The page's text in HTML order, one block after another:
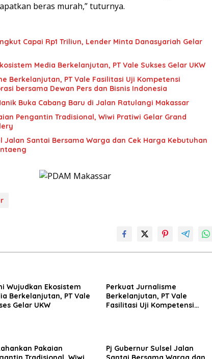
beras murah,” tuturnya.
Capai Rp1 Triliun, Lender Minta Danasyariah Gelar
Media Berkelanjutan, PT Vale Sukses Gelar UKW
Berkelanjutan, PT Vale Fasilitasi Uji Kompetensi
bersama Dewan Pers dan Bisnis Indonesia
Buka Cabang Baru di Jalan Ratulangi Makassar
Pengantin Tradisional, Wiwi Pratiwi Gelar Grand
Jalan Santai Bersama Warga dan Cek Harga Kebutuhan
Wujudkan Ekosistem
Berkelanjutan, PT Vale
Gelar UKW
Perkuat Jurnalisme
Berkelanjutan, PT Vale
Fasilitasi Uji Kompetensi
Pakaian
Pj Gubernur Sulsel Jalan